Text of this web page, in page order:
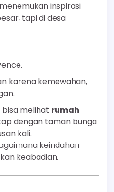
inspirasi
tapi di desa
karena kemewahan,
bisa melihat rumah
dengan taman bunga
kali.
keindahan
keabadian.